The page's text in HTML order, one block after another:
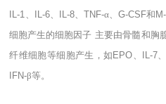
IL-1
IL-6、 IL-8、 TNF-α、G-CSF和
细胞产生的细胞因子 主要由骨髓和胸
纤维细胞等细胞产生，如 EPO IL-7
IFN-β等。